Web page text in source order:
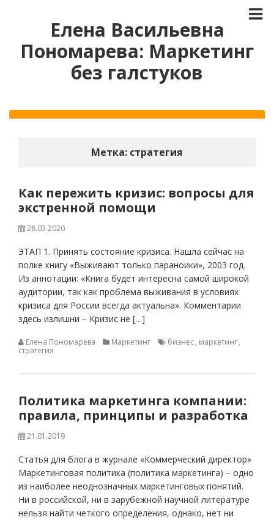
Елена Васильевна
Пономарева: Маркетинг
без галстуков
Метка: стратегия
Как пережить кризис: вопросы для
экстренной помощи
28.03.2020
ЭТАП 1. Принять состояние кризиса. Нашла сейчас на
полке книгу «Выживают только параноики», 2003 год.
Из аннотации: «Книга будет интересна самой широкой
аудитории, так как проблема выживания в условиях
кризиса для России всегда актуальна». Комментарии
здесь излишни – Кризис не […]
Елена Пономарева Маркетинг бизнес, маркетинг,
стратегия
Политика маркетинга компании:
правила, принципы и разработка
21.01.2019
Статья для блога в журнале «Коммерческий директор»
Маркетинговая политика (политика маркетинга) – одно
из наиболее неоднозначных маркетинговых понятий.
Ни в российской, ни в зарубежной научной литературе
нельзя найти четкого определения, однако, нет ни